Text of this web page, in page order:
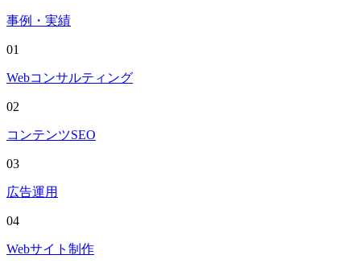
事例・実績
01
Webコンサルティング
02
コンテンツSEO
03
広告運用
04
Webサイト制作